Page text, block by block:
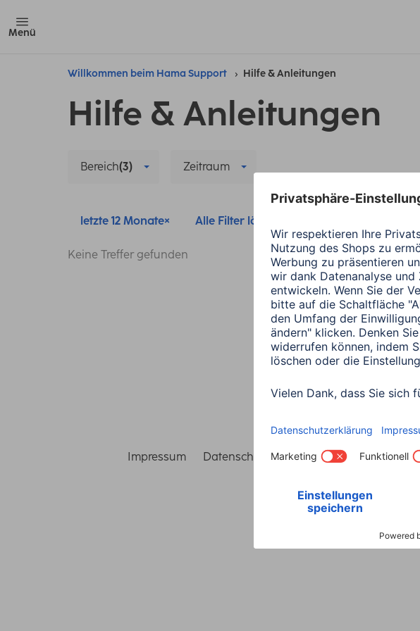
Menü
Willkommen beim Hama Support Hilfe & Anleitungen
Hilfe & Anleitungen
Bereich(3) Zeitraum
letzte 12 Monate Alle Filter löschen
Keine Treffer gefunden
Impressum Datenschutz Garantiebestimmungen